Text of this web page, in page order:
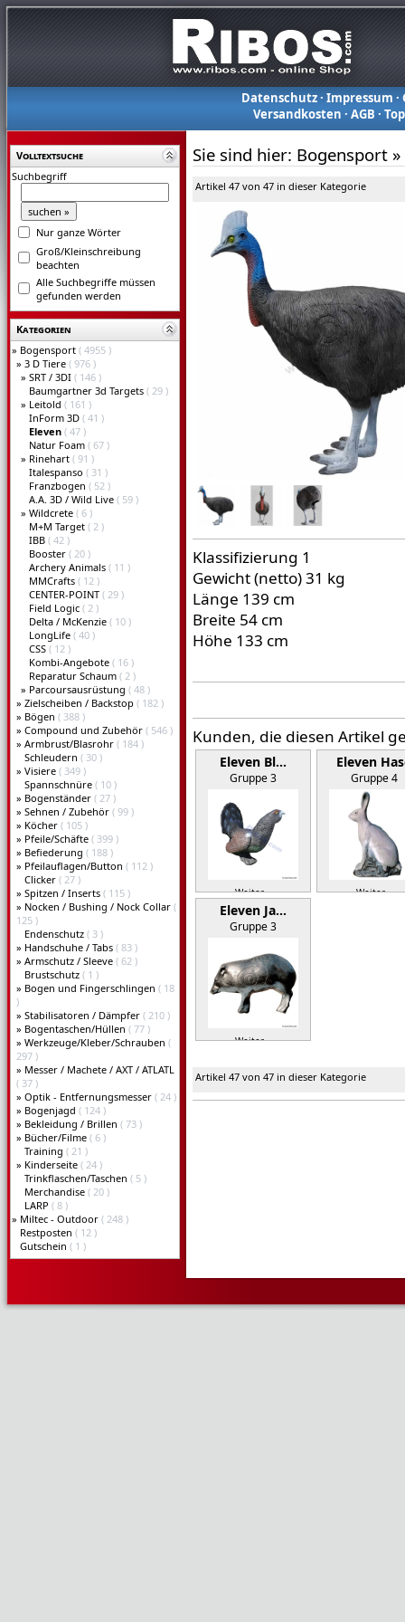
Datenschutz· Impressum ·
Versandkosten ·AGB ·
Volltextsuche
Suchbegriff
Nur ganze Wörter
Groß/Kleinschreibung
beachten
Alle Suchbegriffe müssen
gefunden werden
Kategorien
» Bogensport ( 4955 )
» 3 D Tiere ( 976 )
» SRT / 3DI ( 146 )
Baumgartner 3d Targets ( 29 )
» Leitold ( 161 )
InForm 3D ( 41 )
Eleven ( 47 )
Natur Foam ( 67 )
» Rinehart ( 91 )
Italespanso ( 31 )
Franzbogen ( 52 )
A.A. 3D / Wild Live ( 59 )
» Wildcrete ( 6 )
M+M Target ( 2 )
IBB ( 42 )
Booster ( 20 )
Archery Animals ( 11 )
MMCrafts ( 12 )
CENTER-POINT ( 29 )
Field Logic ( 2 )
Delta / McKenzie ( 10 )
LongLife ( 40 )
CSS ( 12 )
Kombi-Angebote ( 16 )
Reparatur Schaum ( 2 )
» Parcoursausrüstung ( 48 )
» Zielscheiben / Backstop ( 182 )
» Bögen ( 388 )
» Compound und Zubehör ( 546 )
» Armbrust/Blasrohr ( 184 )
Schleudern ( 30 )
» Visiere ( 349 )
Spannschnüre ( 10 )
» Bogenständer ( 27 )
» Sehnen / Zubehör ( 99 )
» Köcher ( 105 )
» Pfeile/Schäfte ( 399 )
» Befiederung ( 188 )
» Pfeilauflagen/Button ( 112 )
Clicker ( 27 )
» Spitzen / Inserts ( 115 )
» Nocken / Bushing / Nock Collar (
125 )
Endenschutz ( 3 )
» Handschuhe / Tabs ( 83 )
» Armschutz / Sleeve ( 62 )
Brustschutz ( 1 )
» Bogen und Fingerschlingen ( 18
)
» Stabilisatoren / Dämpfer ( 210 )
» Bogentaschen/Hüllen ( 77 )
» Werkzeuge/Kleber/Schrauben (
297 )
» Messer / Machete / AXT / ATLATL
( 37 )
» Optik - Entfernungsmesser ( 24 )
» Bogenjagd ( 124 )
» Bekleidung / Brillen ( 73 )
» Bücher/Filme ( 6 )
Training ( 21 )
» Kinderseite ( 24 )
Trinkflaschen/Taschen ( 5 )
Merchandise ( 20 )
LARP ( 8 )
» Miltec - Outdoor ( 248 )
Restposten ( 12 )
Gutschein ( 1 )
Sie sind hier: Bogensport »
Artikel 47 von 47 in dieser Kategorie
Klassifizierung 1
Gewicht (netto) 31 kg
Länge 139 cm
Breite 54 cm
Höhe 133 cm
Kunden, die diesen Artikel
Eleven Bl…
Gruppe 3
Weiter »
Eleven
Gruppe 4
Weiter »
Eleven Ja…
Gruppe 3
Weiter »
Artikel 47 von 47 in dieser Kategorie